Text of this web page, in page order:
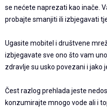
se nećete naprezati kao inače.
probajte smanjiti ili izbjegavati
Ugasite mobitel i društvene
izbjegavate sve ono što vam
zdravlje su usko povezani i jako
Čest razlog prehlada jeste
konzumirajte mnogo vode ali i